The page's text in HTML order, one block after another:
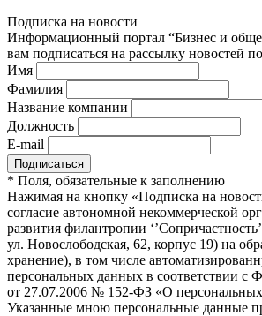
Подписка на новости
Информационный портал “Бизнес и
вам подписаться на рассылку новостей
Имя
Фамилия
Название компании
Должность
E-mail
* Поля, обязательные к заполнению
Нажимая на кнопку «Подписка на
согласие автономной некоммерческой
развития филантропии
ул. Новослободская, 62, корпус 19) на
хранение), в том числе
персональных данных в соответствии с
от 27.07.2006 № 152-ФЗ «О
Указанные мною персональные данные